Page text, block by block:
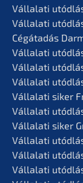
Vállala­ti
Vállala­ti
Cégáta­dás
Vállala­ti
Vállala­ti
Vállala­ti
Vállala­ti siker
Vállala­ti
Vállala­ti siker
Vállala­ti
Vállala­ti
Vállala­ti